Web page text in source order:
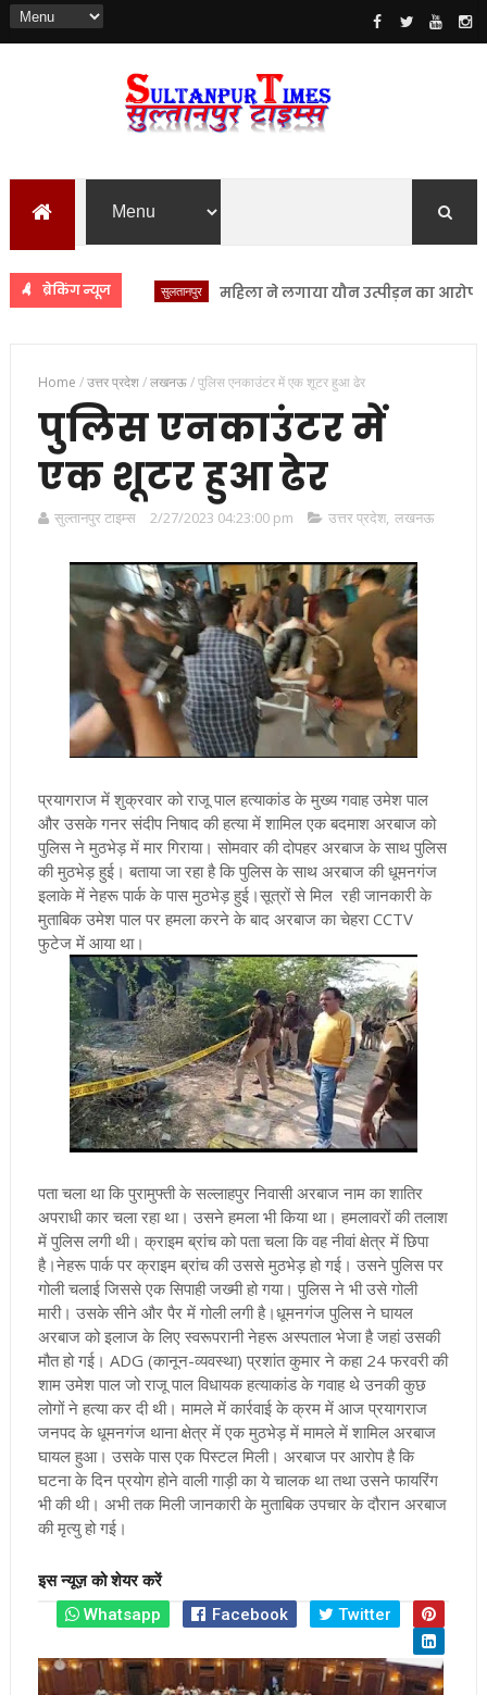
ब्रेकिंग न्यूज महिला ने लगाया यौन उत्पीड़न का आरोप
Home /उत्तर प्रदेश/लखनऊ/पुलिस एनकाउंटर में एक शूटर हुआ ढेर
पुलिस एनकाउंटर में
एक शूटर हुआ ढेर
सुल्तानपुर टाइम्स 2/27/2023 04:23:00 pm उत्तर प्रदेश, लखनऊ
प्रयागराज में शुक्रवार को राजू पाल हत्याकांड के मुख्य गवाह उमेश पाल
और उसके गनर संदीप निषाद की हत्या में शामिल एक बदमाश अरबाज को
पुलिस ने मुठभेड़ में मार गिराया। सोमवार की दोपहर अरबाज के साथ पुलिस
की मुठभेड़ हुई। बताया जा रहा है कि पुलिस के साथ अरबाज की धूमनगंज
इलाके में नेहरू पार्क के पास मुठभेड़ हुई।सूत्रों से मिल रही जानकारी के
मुताबिक उमेश पाल पर हमला करने के बाद अरबाज का चेहरा CCTV
फुटेज में आया था।
पता चला था कि पुरामुफ्ती के सल्लाहपुर निवासी अरबाज नाम का शातिर
अपराधी कार चला रहा था। उसने हमला भी किया था। हमलावरों की तलाश
में पुलिस लगी थी। क्राइम ब्रांच को पता चला कि वह नीवां क्षेत्र में छिपा
है।नेहरू पार्क पर क्राइम ब्रांच की उससे मुठभेड़ हो गई। उसने पुलिस पर
गोली चलाई जिससे एक सिपाही जख्मी हो गया। पुलिस ने भी उसे गोली
मारी। उसके सीने और पैर में गोली लगी है।धूमनगंज पुलिस ने घायल
अरबाज को इलाज के लिए स्वरूपरानी नेहरू अस्पताल भेजा है जहां उसकी
मौत हो गई। ADG (कानून-व्यवस्था) प्रशांत कुमार ने कहा 24 फरवरी की
शाम उमेश पाल जो राजू पाल विधायक हत्याकांड के गवाह थे उनकी कुछ
लोगों ने हत्या कर दी थी। मामले में कार्रवाई के क्रम में आज प्रयागराज
जनपद के धूमनगंज थाना क्षेत्र में एक मुठभेड़ में मामले में शामिल अरबाज
घायल हुआ। उसके पास एक पिस्टल मिली। अरबाज पर आरोप है कि
घटना के दिन प्रयोग होने वाली गाड़ी का ये चालक था तथा उसने फायरिंग
भी की थी। अभी तक मिली जानकारी के मुताबिक उपचार के दौरान अरबाज
की मृत्यु हो गई।
इस न्यूज़ को शेयर करें
Whatsapp
Facebook Twitter